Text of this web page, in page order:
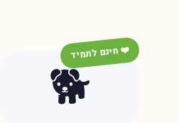
🐕
❤️ חינם לתמיד